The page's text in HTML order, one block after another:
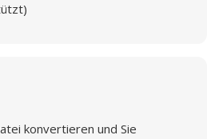
konvertieren und Sie